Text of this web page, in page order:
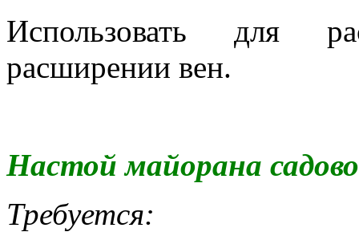
Использовать для
расширении вен.
Настой майорана
Требуется: